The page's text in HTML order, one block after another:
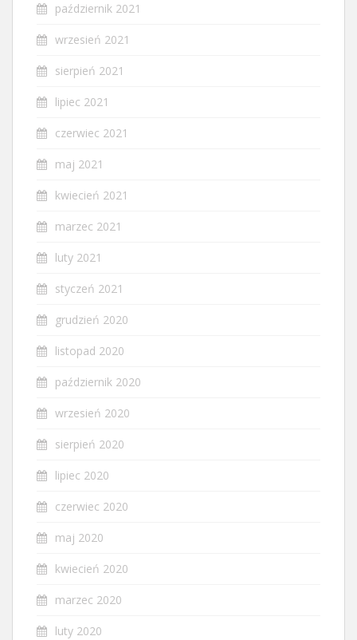
październik 2021
wrzesień 2021
sierpień 2021
lipiec 2021
czerwiec 2021
maj 2021
kwiecień 2021
marzec 2021
luty 2021
styczeń 2021
grudzień 2020
listopad 2020
październik 2020
wrzesień 2020
sierpień 2020
lipiec 2020
czerwiec 2020
maj 2020
kwiecień 2020
marzec 2020
luty 2020